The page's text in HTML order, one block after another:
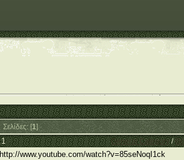
Σελίδες: [1]
1 General Category/
http://www.youtube.com/watch?v=85seNoqI1ck